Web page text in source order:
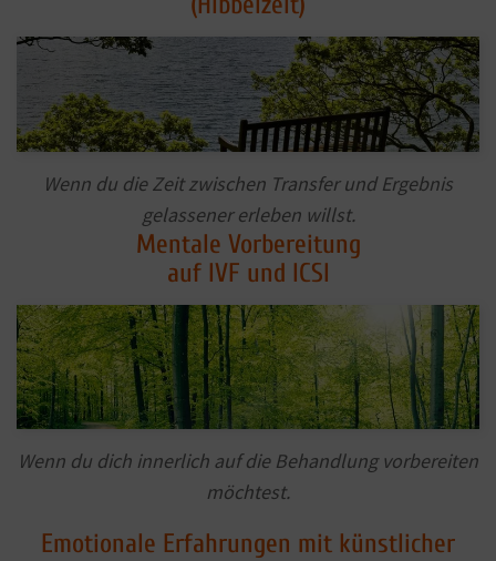
Wenn du die Zeit zwischen Transfer und Ergebnis
gelassener erleben willst.
Mentale Vorbereitung
auf IVF und ICSI
Wenn du dich innerlich auf die Behandlung vorbereiten
möchtest.
Emotionale Erfahrungen mit künstlicher